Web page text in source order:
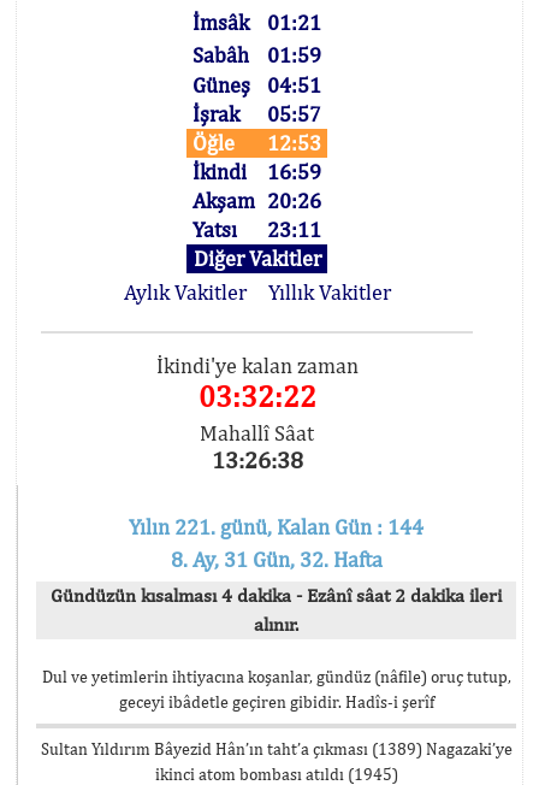
İmsâk
01:21
Sabâh
01:59
Güneş
04:51
İşrak
05:57
Öğle
12:53
İkindi
16:59
Akşam 20:26
Yatsı
23:11
Diğer Vakitler
Aylık Vakitler
Yıllık Vakitler
İkindi'ye kalan zaman
03:32:22
Mahallî Sâat
13:26:38
Yılın 221. günü, Kalan Gün : 144
8. Ay, 31 Gün, 32. Hafta
Gündüzün kısalması 4 dakika - Ezânî sâat 2 dakika ileri
alınır.
Dul ve yetimlerin ihtiyacına koşanlar, gündüz (nâfile) oruç tutup,
geceyi ibâdetle geçiren gibidir. Hadîs-i şerîf
Sultan Yıldırım Bâyezid Hân’ın taht’a çıkması (1389) Nagazaki’ye
ikinci atom bombası atıldı (1945)